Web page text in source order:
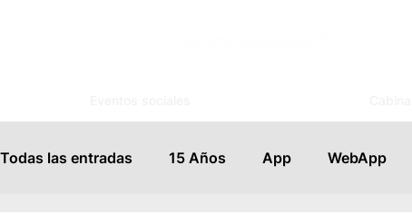
Todas las entradas 15 Años App WebApp